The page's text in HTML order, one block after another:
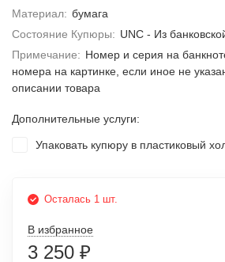
Материал: бумага
Состояние Купюры: UNC - Из
Примечание: Номер и серия на
номера на картинке, если иное не
описании товара
Дополнительные услуги:
Упаковать купюру в пластиковый
Осталась 1 шт.
В избранное
3 250 ₽